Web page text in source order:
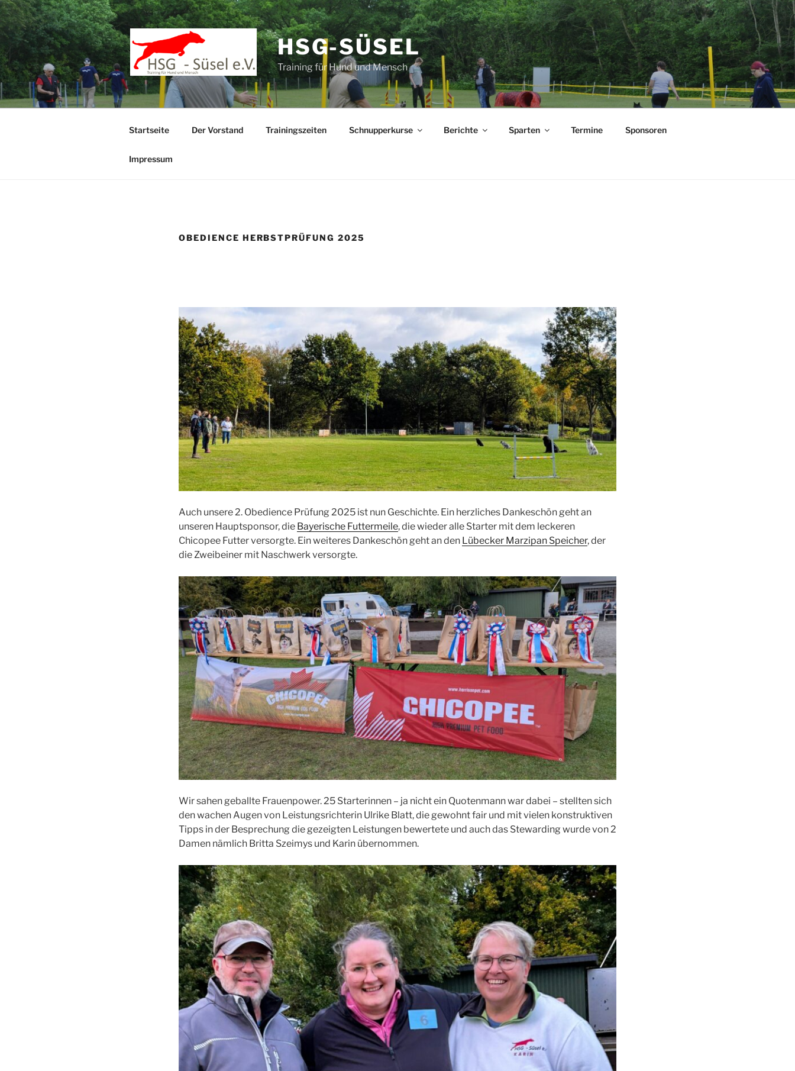
Zum
Inhalt
springen
HSG-SÜSEL
Training für Hund und Mensch
Startseite Der Vorstand Trainingszeiten Schnupperkurse Berichte Sparten Termine Sponsoren
Impressum
OBEDIENCE HERBSTPRÜFUNG 2025
Auch unsere 2. Obedience Prüfung 2025 ist nun Geschichte. Ein herzliches Dankeschön geht an
unseren Hauptsponsor, die Bayerische Futtermeile, die wieder alle Starter mit dem leckeren
Chicopee Futter versorgte. Ein weiteres Dankeschön geht an den Lübecker Marzipan Speicher, der
die Zweibeiner mit Naschwerk versorgte.
Wir sahen geballte Frauenpower. 25 Starterinnen – ja nicht ein Quotenmann war dabei – stellten sich
den wachen Augen von Leistungsrichterin Ulrike Blatt, die gewohnt fair und mit vielen konstruktiven
Tipps in der Besprechung die gezeigten Leistungen bewertete und auch das Stewarding wurde von 2
Damen nämlich Britta Szeimys und Karin übernommen.